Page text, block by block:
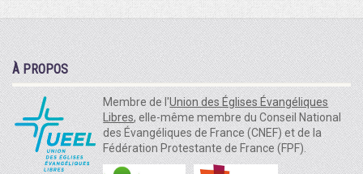
À PROPOS
Membre de l'Union des Églises Évangéliques
Libres, elle-même membre du Conseil National
des Évangéliques de France (CNEF) et de la
Fédération Protestante de France (FPF).